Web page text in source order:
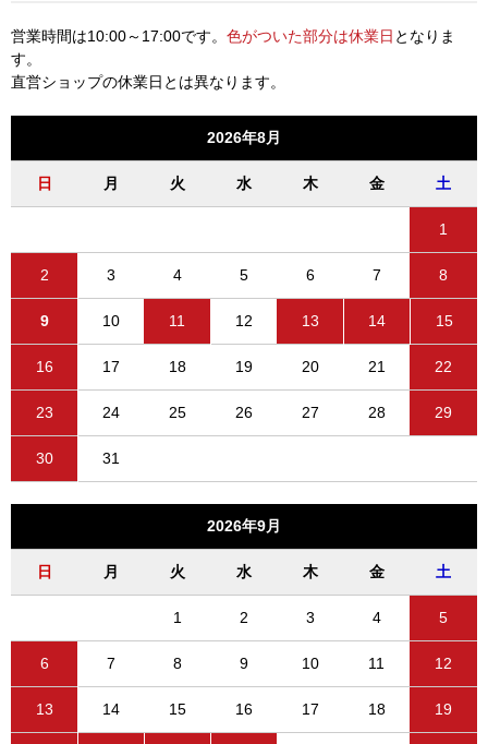
営業時間は10:00～17:00です。 色がついた部分は休業日 となりま
す。
直営ショップの休業日とは異なります。
2026年8月
日 月 火 水 木 金 土
1
2 3 4 5 6 7 8
9 10 11 12 13 14 15
16 17 18 19 20 21 22
23 24 25 26 27 28 29
30 31
2026年9月
日 月 火 水 木 金 土
1 2 3 4 5
6 7 8 9 10 11 12
13 14 15 16 17 18 19